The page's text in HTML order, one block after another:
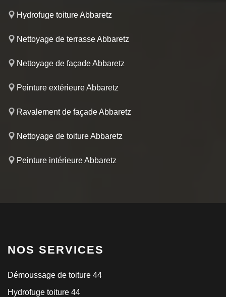
Hydrofuge toiture Abbaretz
Nettoyage de terrasse Abbaretz
Nettoyage de façade Abbaretz
Peinture extérieure Abbaretz
Ravalement de façade Abbaretz
Nettoyage de toiture Abbaretz
Peinture intérieure Abbaretz
NOS SERVICES
Démoussage de toiture 44
Hydrofuge toiture 44